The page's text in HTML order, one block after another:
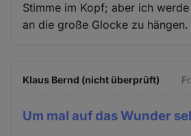
Stimme im Kopf; aber ich
an die große Glocke zu hängen.
Klaus Bernd (nicht überprüft)
Um mal auf das Wunder